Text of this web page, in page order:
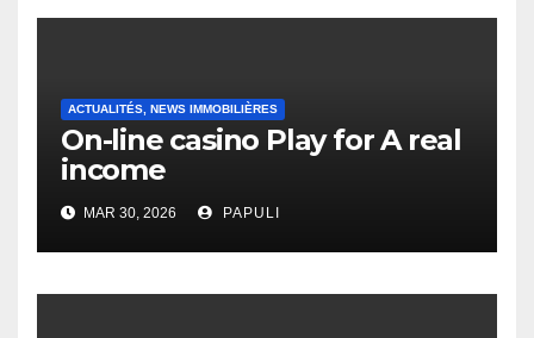
ACTUALITÉS, NEWS IMMOBILIÈRES
On-line casino Play for A real
income
MAR 30, 2026 PAPULI